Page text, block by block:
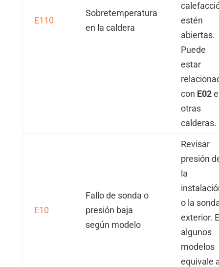
E110
Sobretemperatura
en la caldera
estén
abiertas.
Puede
estar
con E02
otras
calderas.
E10
Fallo de sonda o
presión baja
según modelo
Revisar
presión
la
o la
exterior.
algunos
modelos
equivale